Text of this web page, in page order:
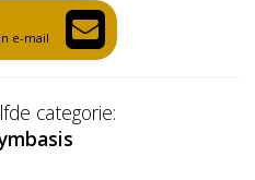
e-mail
categorie: